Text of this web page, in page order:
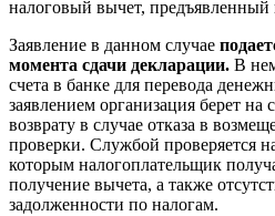
налоговый вычет,
Заявление в данном случае
момента сдачи декларации. В
счета в банке для перевода
заявлением организация берет на
возврату в случае отказа в
проверки. Службой проверяется
которым налогоплательщик
получение вычета, а также
задолженности по налогам.